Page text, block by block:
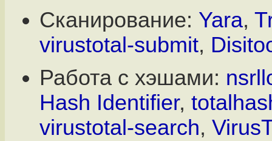
Сканирование: Yara,
virustotal-submit,
Работа с хэшами:
Hash Identifier,
virustotal-search,